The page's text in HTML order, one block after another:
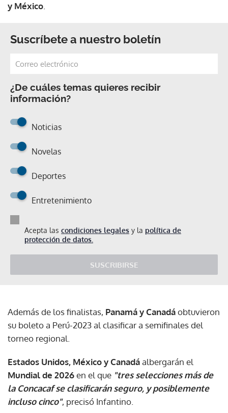
y México.
Suscríbete a nuestro boletín
¿De cuáles temas quieres recibir
información?
Noticias
Novelas
Deportes
Entretenimiento
Acepta las condiciones legales y la política de
protección de datos.
SUSCRIBIRSE
Además de los finalistas, Panamá y Canadáobtuvieron
su boleto a Perú-2023 al clasificar a semifinales del
torneo regional.
Estados Unidos, México y Canadáalbergarán el
Mundial de 2026en el que "tres selecciones más de
la Concacaf se clasificarán seguro, y posiblemente
incluso cinco", precisó Infantino.